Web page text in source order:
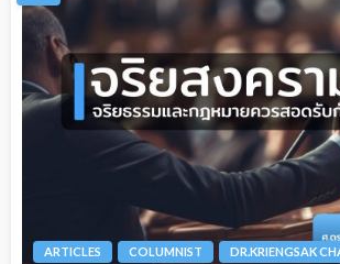
ARTICLES COLUMNIST DR.KRIENGSAK